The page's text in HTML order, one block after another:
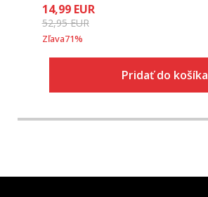
14,99 EUR
52,95EUR
Zľava71%
Pridať do košíka